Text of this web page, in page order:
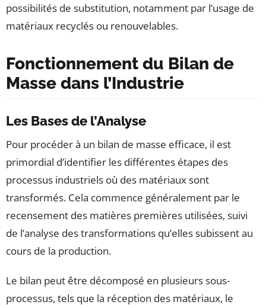
possibilités de substitution, notamment par l’usage de
matériaux recyclés ou renouvelables.
Fonctionnement du Bilan de
Masse dans l’Industrie
Les Bases de l’Analyse
Pour procéder à un bilan de masse efficace, il est
primordial d’identifier les différentes étapes des
processus industriels où des matériaux sont
transformés. Cela commence généralement par le
recensement des matières premières utilisées, suivi
de l’analyse des transformations qu’elles subissent au
cours de la production.
Le bilan peut être décomposé en plusieurs sous-
processus, tels que la réception des matériaux, le